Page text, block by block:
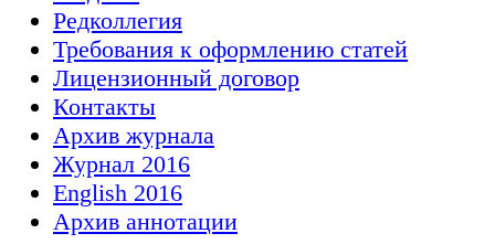
Редколлегия
Требования к оформлению статей
Лицензионный договор
Контакты
Архив журнала
Журнал 2016
English 2016
Архив аннотации